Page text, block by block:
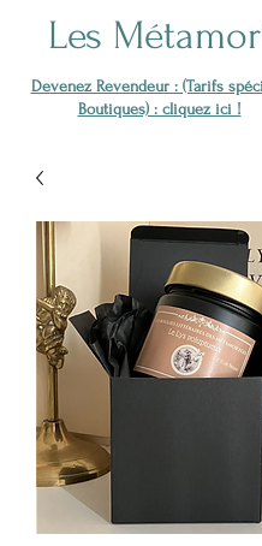
Devenez Revendeur : (Tarifs
Boutiques) : cliquez ici !
Les